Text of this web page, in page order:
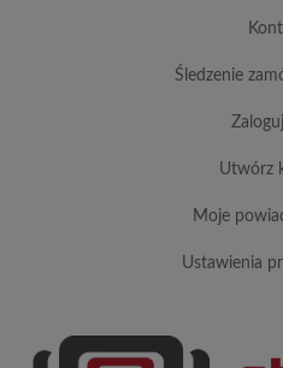
śledzenie
utwórz
moje
ustawienia